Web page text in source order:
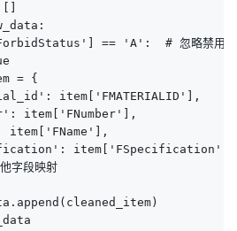
== 'A':  # 忽略禁用状
= {
item['FMATERIALID'],
item['FNumber'],
item['FName'],
item['FSpecification'],
字段映射